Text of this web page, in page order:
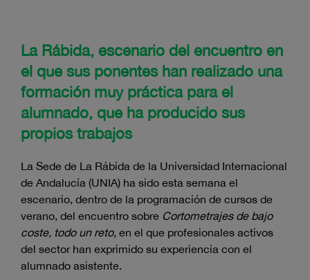
La Rábida, escenario del encuentro en
el que sus ponentes han realizado una
formación muy práctica para el
alumnado, que ha producido sus
propios trabajos
La Sede de La Rábida de la Universidad Internacional
de Andalucía (UNIA) ha sido esta semana el
escenario, dentro de la programación de cursos de
verano, del encuentro sobre Cortometrajes de bajo
coste, todo un reto, en el que profesionales activos
del sector han exprimido su experiencia con el
alumnado asistente.